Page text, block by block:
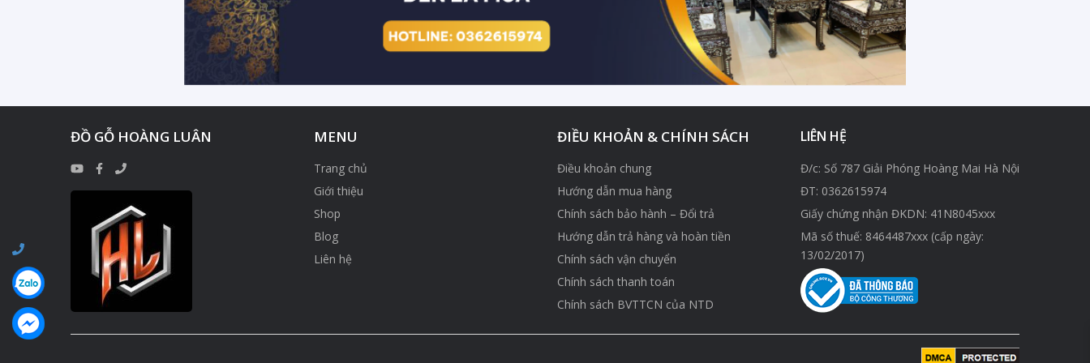
ĐỒ GỖ HOÀNG LUÂN MENU
Trang chủ
Giới thiệu
Shop
Blog
Liên hệ
ĐIỀU KHOẢN & CHÍNH SÁCH
Điều khoản chung
Hướng dẫn mua hàng
Chính sách bảo hành – Đổi trả
Hướng dẫn trả hàng và hoàn tiền
Chính sách vận chuyển
Chính sách thanh toán
Chính sách BVTTCN của NTD
LIÊN HỆ
Đ/c: Số 787 Giải Phóng Hoàng Mai Hà Nội
ĐT: 0362615974
Giấy chứng nhận ĐKDN: 41N8045xxx
Mã số thuế: 8464487xxx (cấp ngày:
13/02/2017)